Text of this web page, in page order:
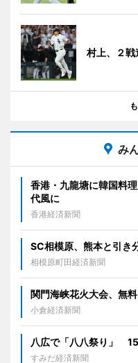
村上、２
み
香港・九龍塘に韓国料
代風に
香港経済新聞
SC相模原、熊本と引
相模原町田経済新聞
関門海峡花火大会、無
小倉経済新聞
八広で「八八祭り」
すみだ経済新聞